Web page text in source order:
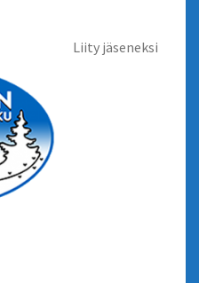
Liity jäseneksi